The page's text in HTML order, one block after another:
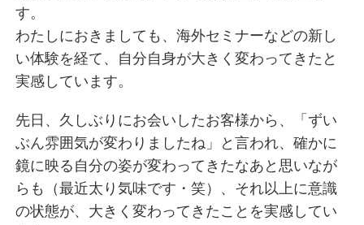
す。
わたしにおきましても、海外セミナーなどの新し
い体験を経て、自分自身が大きく変わってきたと
実感しています。
先日、久しぶりにお会いしたお客様から、「ずい
ぶん雰囲気が変わりましたね」と言われ、確かに
鏡に映る自分の姿が変わってきたなあと思いなが
らも（最近太り気味です・笑）、それ以上に意識
の状態が、大きく変わってきたことを実感してい